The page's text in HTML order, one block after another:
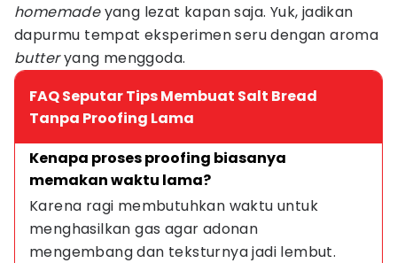
homemadeyang lezat kapan saja. Yuk, jadikan
dapurmu tempat eksperimen seru dengan aroma
butteryang menggoda.
FAQ Seputar Tips Membuat Salt Bread
Tanpa Proofing Lama
Kenapa proses proofing biasanya
memakan waktu lama?
Karena ragi membutuhkan waktu untuk
menghasilkan gas agar adonan
mengembang dan teksturnya jadi lembut.